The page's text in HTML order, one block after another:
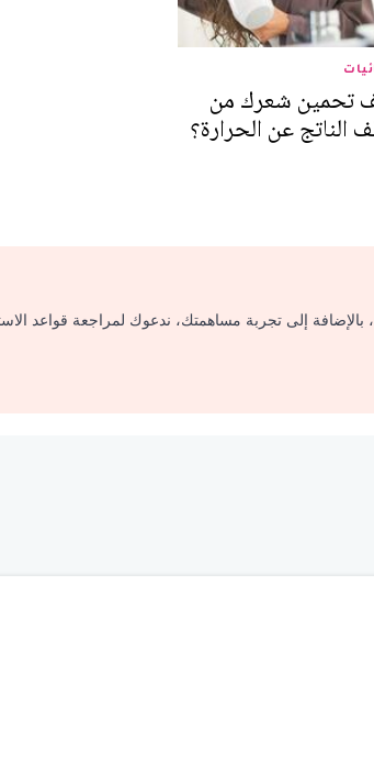
تحمين شعرك من
الناتج عن الحرارة؟
بالإضافة إلى تجربة مساهمتك، ندعوك لمراجعة قواعد